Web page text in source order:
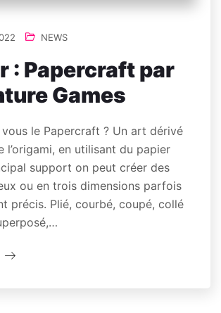
NEWS
: Papercraft par
Games
vous le Papercraft ? Un art dérivé
l’origami, en utilisant du papier
support on peut créer des
ou en trois dimensions parfois
précis. Plié, courbé, coupé, collé